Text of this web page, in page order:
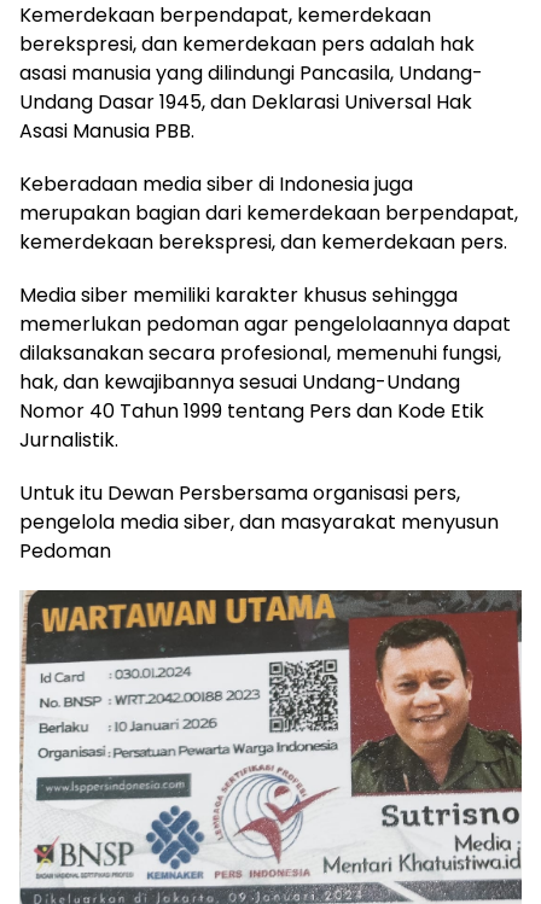
Kemerdekaan berpendapat, kemerdekaan
berekspresi, dan kemerdekaan pers adalah hak
asasi manusia yang dilindungi Pancasila, Undang-
Undang Dasar 1945, dan Deklarasi Universal Hak
Asasi Manusia PBB.
Keberadaan media siber di Indonesia juga
merupakan bagian dari kemerdekaan berpendapat,
kemerdekaan berekspresi, dan kemerdekaan pers.
Media siber memiliki karakter khusus sehingga
memerlukan pedoman agar pengelolaannya dapat
dilaksanakan secara profesional, memenuhi fungsi,
hak, dan kewajibannya sesuai Undang-Undang
Nomor 40 Tahun 1999 tentang Pers dan Kode Etik
Jurnalistik.
Untuk itu Dewan Persbersama organisasi pers,
pengelola media siber, dan masyarakat menyusun
Pedoman